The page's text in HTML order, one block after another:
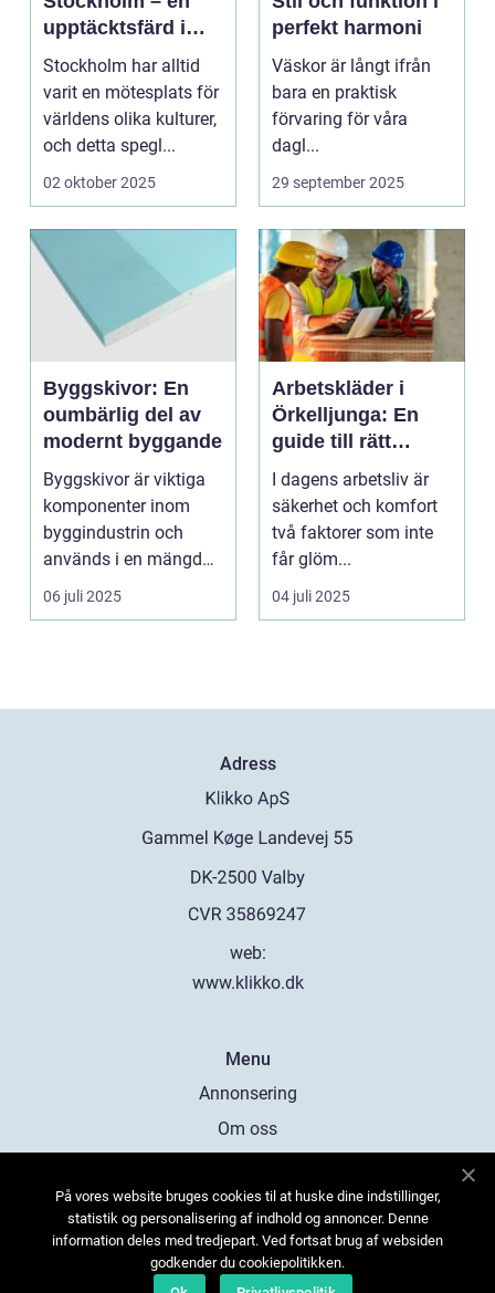
upptäcktsfärd i
kvalitet och
hantverk
Stockholm har alltid
varit en mötesplats för
världens olika kulturer,
och detta spegl...
02 oktober 2025
perfekt harmoni
Väskor är långt ifrån
bara en praktisk
förvaring för våra
dagl...
29 september 2025
Byggskivor: En
oumbärlig del av
modernt byggande
Byggskivor är viktiga
komponenter inom
byggindustrin och
används i en mängd
olika kon...
06 juli 2025
Arbetskläder i
Örkelljunga: En
guide till rätt
skydd och
bekvämlighet på
jobbet
I dagens arbetsliv är
säkerhet och komfort
två faktorer som inte
får glöm...
04 juli 2025
Adress
web:
www.klikko.dk
Menu
Annonsering
Om oss
Kontakta oss
Sitemap
På vores website bruges cookies til at huske dine indstillinger,
statistik og personalisering af indhold og annoncer. Denne
information deles med tredjepart. Ved fortsat brug af websiden
godkender du cookiepolitikken.